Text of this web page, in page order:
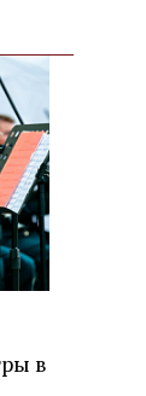
в